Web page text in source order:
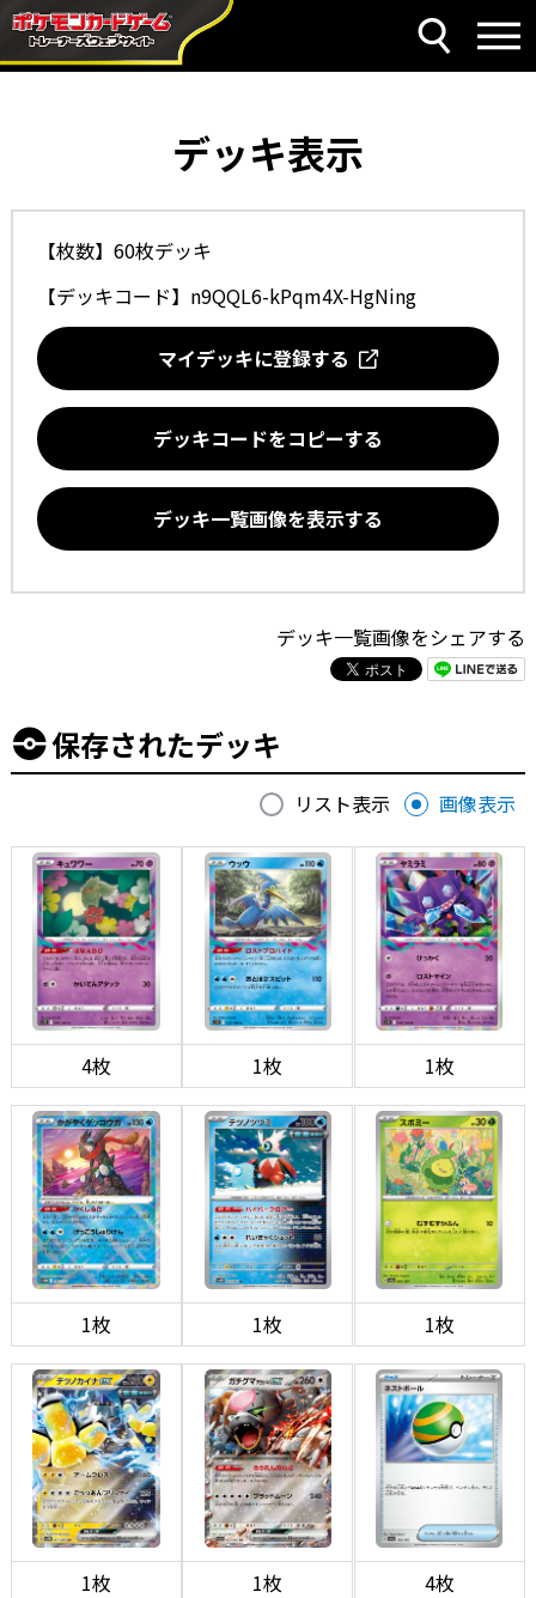
デッキ表示
【枚数】60枚デッキ
【デッキコード】 n9QQL6-kPqm4X-HgNing
マイデッキに登録する
デッキコードをコピーする
デッキ一覧画像を表示する
デッキ一覧画像をシェアする
保存されたデッキ
リスト表示 画像表示
4枚 1枚 1枚
1枚 1枚 1枚
1枚 1枚 4枚